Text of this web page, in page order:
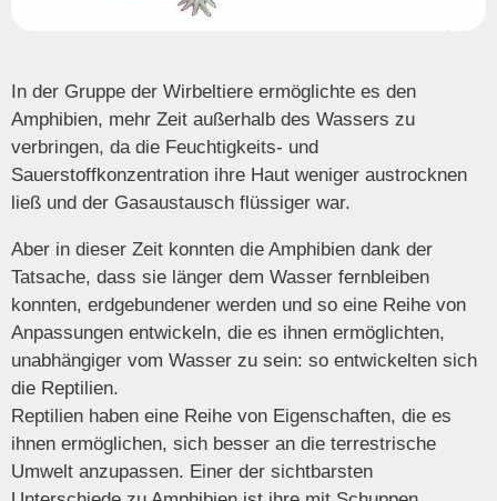
In der Gruppe der Wirbeltiere ermöglichte es den
Amphibien, mehr Zeit außerhalb des Wassers zu
verbringen, da die Feuchtigkeits- und
Sauerstoffkonzentration ihre Haut weniger austrocknen
ließ und der Gasaustausch flüssiger war.
Aber in dieser Zeit konnten die Amphibien dank der
Tatsache, dass sie länger dem Wasser fernbleiben
konnten, erdgebundener werden und so eine Reihe von
Anpassungen entwickeln, die es ihnen ermöglichten,
unabhängiger vom Wasser zu sein: so entwickelten sich
die Reptilien.
Reptilien haben eine Reihe von Eigenschaften, die es
ihnen ermöglichen, sich besser an die terrestrische
Umwelt anzupassen. Einer der sichtbarsten